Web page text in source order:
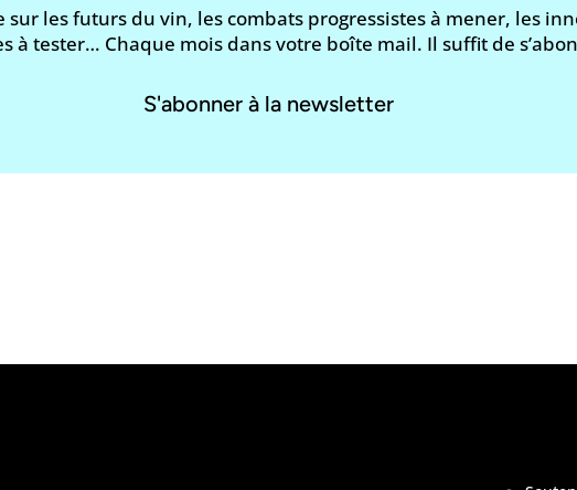
les futurs du vin, les combats progressistes à mener, les
à tester… Chaque mois dans votre boîte mail. Il suffit de
S'abonner à la newsletter